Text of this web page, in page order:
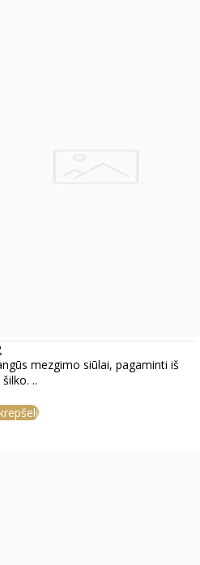
mezgimo siūlai, pagaminti iš
..